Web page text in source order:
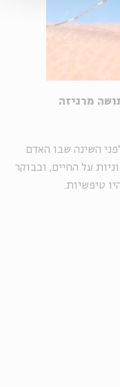
מרגיזה
השינה שבו האדם
על החיים, ובבוקר
טיפשיות.